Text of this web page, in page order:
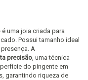
é uma joia criada para
Possui tamanho ideal
A
precisão, uma técnica
do pingente em
garantindo riqueza de